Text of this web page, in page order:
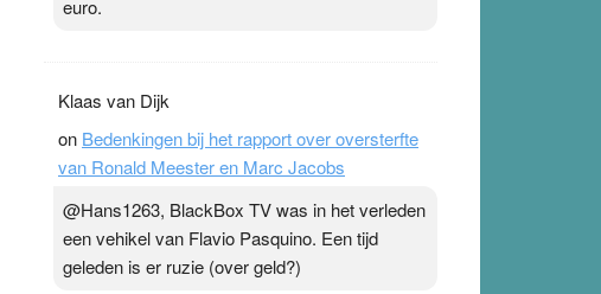
euro.
Klaas van Dijk
on Bedenkingen bij het rapport over oversterfte
van Ronald Meester en Marc Jacobs
@Hans1263, BlackBox TV was in het verleden
een vehikel van Flavio Pasquino. Een tijd
geleden is er ruzie (over geld?)